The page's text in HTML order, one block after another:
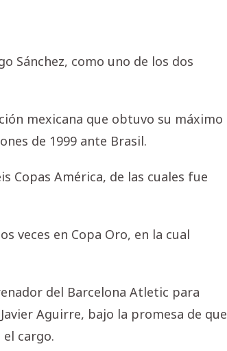
Sánchez, como uno de los dos
mexicana que obtuvo su máximo
de 1999 ante Brasil.
Copas América, de las cuales fue
veces en Copa Oro, en la cual
del Barcelona Atletic para
Aguirre, bajo la promesa de que
cargo.